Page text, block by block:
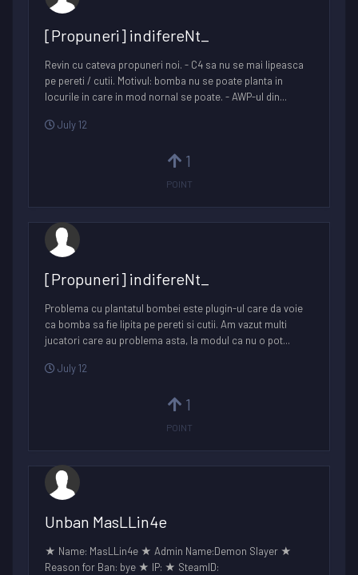
[Propuneri] indifereNt_
Revin cu cateva propuneri noi. - C4 sa nu se mai lipeasca
pe pereti / cutii. Motivul: bomba nu se poate planta in
locurile in care in mod nornal se poate. - AWP-ul din...
July 12
1
POINT
[Propuneri] indifereNt_
Problema cu plantatul bombei este plugin-ul care da voie
ca bomba sa fie lipita pe pereti si cutii. Am vazut multi
jucatori care au problema asta, la modul ca nu o pot...
July 12
1
POINT
Unban MasLLin4e
★ Name: MasLLin4e ★ Admin Name:Demon Slayer ★
Reason for Ban: bye ★ IP: ★ SteamID: